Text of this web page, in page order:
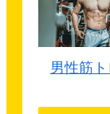
男性筋